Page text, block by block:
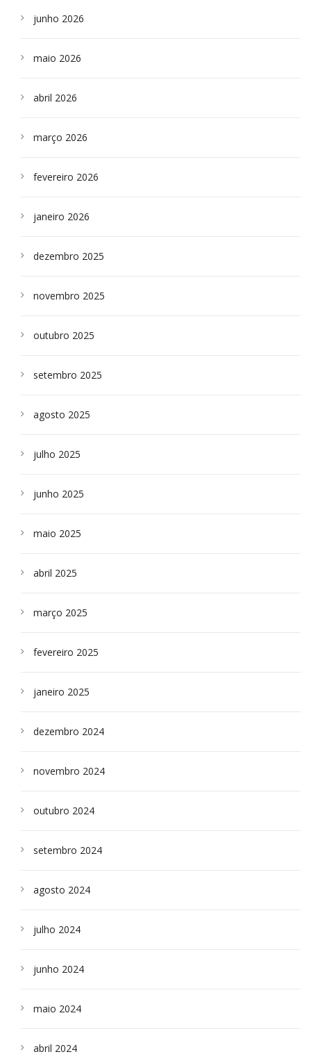
junho 2026
maio 2026
abril 2026
março 2026
fevereiro 2026
janeiro 2026
dezembro 2025
novembro 2025
outubro 2025
setembro 2025
agosto 2025
julho 2025
junho 2025
maio 2025
abril 2025
março 2025
fevereiro 2025
janeiro 2025
dezembro 2024
novembro 2024
outubro 2024
setembro 2024
agosto 2024
julho 2024
junho 2024
maio 2024
abril 2024